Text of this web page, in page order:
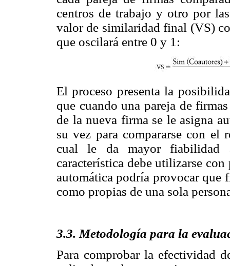
centros de trabajo y otro por
valor de similaridad final (VS)
que oscilará entre 0 y 1:
El proceso presenta la
que cuando una pareja de
de la nueva firma se le asigna
su vez para compararse con el
cual le da mayor fiabilidad
característica debe utilizarse
automática podría provocar que
como propias de una sola
3.3. Metodología para la
Para comprobar la efectividad